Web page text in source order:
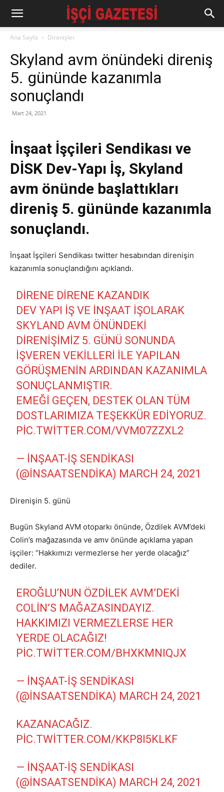
Ana Sayfa Direnişler
Skyland avm önündeki direniş
5. gününde kazanımla
sonuçlandı
Mart 24, 2021
İnşaat İşçileri Sendikası ve
DİSK Dev-Yapı İş, Skyland
avm önünde başlattıkları
direniş 5. gününde kazanımla
sonuçlandı.
İnşaat İşçileri Sendikası twitter hesabından direnişin
kazanımla sonuçlandığını açıklandı.
DIRENE DIRENE KAZANDIK
DEV YAPI IŞ VE İNŞAAT IŞOLARAK
SKYLAND AVM ÖNÜNDEKI
DIRENIŞIMIZ 5. GÜNÜ SONUNDA
İŞVEREN VEKILLERI İLE YAPILAN
GÖRÜŞMENIN ARDINDAN KAZANIMLA
SONUÇLANMIŞTIR.
EMEĞI GEÇEN, DESTEK OLAN TÜM
DOSTLARIMIZA TEŞEKKÜR EDIYORUZ.
PIC.TWITTER.COM/VVM07ZZXL2
— İNŞAAT-İŞ SENDIKASI
(@INSAATSENDIKA) MARCH 24, 2021
Direnişin 5. günü
Bugün Skyland AVM otoparkı önünde, Özdilek AVM’deki
Colin’s mağazasında ve amv önünde açıklama yapan
işçiler: “Hakkımızı vermezlerse her yerde olacağız”
dediler.
EROĞLU’NUN ÖZDILEK AVM’DEKI
COLIN’S MAĞAZASINDAYIZ.
HAKKIMIZI VERMEZLERSE HER
YERDE OLACAĞIZ!
PIC.TWITTER.COM/BHXKMNIQJX
— İNŞAAT-İŞ SENDIKASI
(@INSAATSENDIKA) MARCH 24, 2021
KAZANACAĞIZ.
PIC.TWITTER.COM/KKP8I5KLKF
— İNŞAAT-İŞ SENDIKASI
(@INSAATSENDIKA) MARCH 24, 2021